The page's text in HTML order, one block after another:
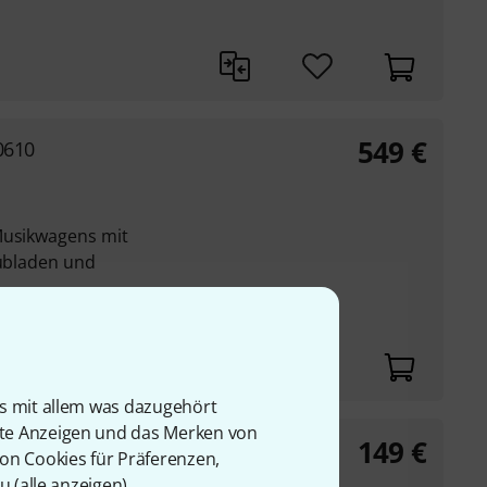
mit allem was dazugehört
Anzeigen und das Merken von
Cookies für Präferenzen,
mit
und
549 €
Box 149 €